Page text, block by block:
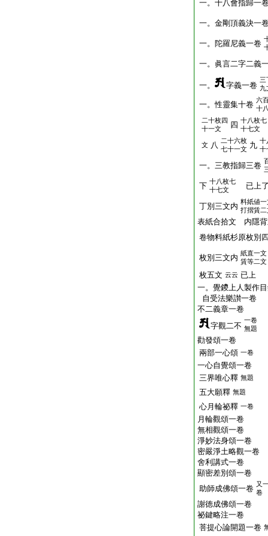
一。十八會指歸一
一。金剛頂義決一
一。陀羅尼義一卷
一。眞言二字二義
一。 字義一卷
三
九
一。性靈集十卷 六
十
二十枚四
十一文
四 十八枚七
十七文
文 八 二十六枚
七十一文 九 十
十
一。三教指歸三卷
下 十八枚七
十七文
已上
丁別三文内 料紙値一
打摺賃二
表紙合拾文 内隱背
卷物料紙杉原枚別
枚別三文内 紙直一文
賃等二文
枚五文 云云 已上
一。覺鑁上人製作
自受法樂讃一卷
不二義章一卷
字觀二不
一卷
無題
勸發頌一卷
兩部一心頌 一卷
一心自覺頌一卷
三界唯心釋 無題
五大願釋 無題
心月輪祕釋 一卷
月輪觀頌一卷
無相觀頌一卷
淨妙法身頌一卷
密嚴淨土略觀一卷
舍利講式一卷
顯密差別頌一卷
助師成佛頌一卷 又
卷
謝徳成佛頌一卷
祕鍵略注一卷
菩提心論開題一卷